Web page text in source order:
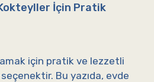
İçin Pratik
için pratik ve lezzetli
Bu yazıda, evde